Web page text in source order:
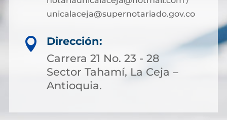
unicalaceja@supernotariado.gov.co

Dirección:
Carrera 21 No. 23 - 28
Sector Tahamí, La Ceja –
Antioquia.